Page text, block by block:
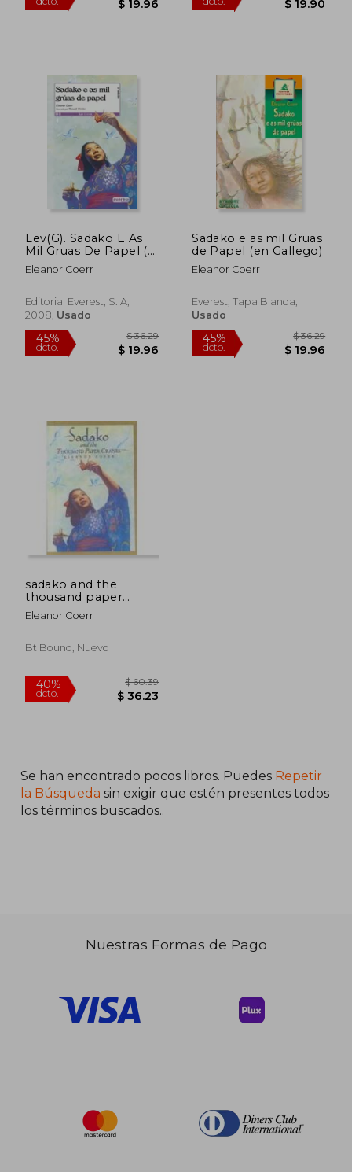
45%
dcto.
45%
dcto.
Lev(G). Sadako E As
Mil Gruas De Papel (A
Partir De 10 Anos) (en
Gallego)
Eleanor Coerr
Editorial Everest, S. A,
2008, Usado
45%
Sadako e as mil Gruas
de Papel (en Gallego)
Eleanor Coerr
Everest, Tapa Blanda,
Usado
sadako and the
thousand paper
cranes
Eleanor Coerr
Bt Bound, Nuevo
Se han encontrado pocos libros. Puedes Repetir
la Búsqueda sin exigir que estén presentes todos
los términos buscados..
Nuestras Formas de Pago